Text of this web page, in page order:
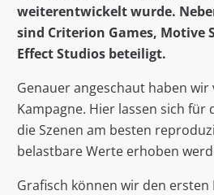
weiterentwickelt wurde.
sind Criterion Games, Motive
Effect Studios beteiligt.
Genauer angeschaut haben
Kampagne. Hier lassen sich für
die Szenen am besten
belastbare Werte erhoben
Grafisch können wir den